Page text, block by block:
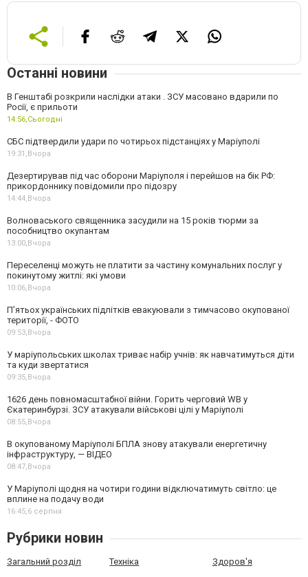
Останні новини
В Генштабі розкрили наслідки атаки . ЗСУ масовано вдарили по
Росії, є прильоти
14:56,Сьогодні
СБС підтвердили удари по чотирьох підстанціях у Маріуполі
19:31,Вчора
Дезертирував під час оборони Маріуполя і перейшов на бік РФ:
прикордоннику повідомили про підозру
14:44,Вчора
Волноваського священника засудили на 15 років тюрми за
пособництво окупантам
13:00,Вчора
Переселенці можуть не платити за частину комунальних послуг у
покинутому житлі: які умови
10:06,Вчора
П’ятьох українських підлітків евакуювали з тимчасово окупованої
території, - ФОТО
09:53,Вчора
У маріупольських школах триває набір учнів: як навчатимуться діти
та куди звертатися
09:35,Вчора
1626 день повномасштабної війни. Горить черговий WB у
Єкатеринбурзі. ЗСУ атакували військові цілі у Маріуполі
08:55,Вчора
В окупованому Маріуполі БПЛА знову атакували енергетичну
інфраструктуру, — ВІДЕО
08:47,Вчора
У Маріуполі щодня на чотири години відключатимуть світло: це
вплине на подачу води
16:45,6 серпня
Рубрики новин
Загальний розділ Техніка Здоров'я